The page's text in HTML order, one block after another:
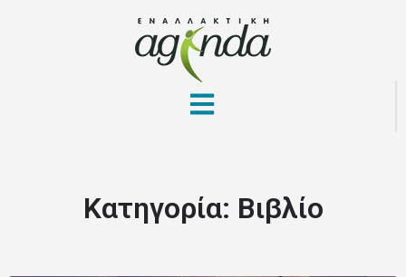
Κατηγορία: Βιβλίο